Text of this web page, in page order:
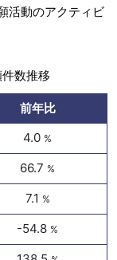
活動のアクティビ
数推移
前年比
4.0 %
66.7 %
7.1 %
-54.8 %